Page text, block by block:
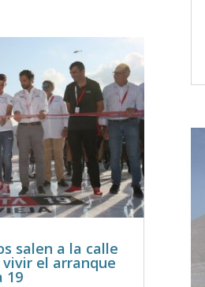
salen a la calle
el arranque
19